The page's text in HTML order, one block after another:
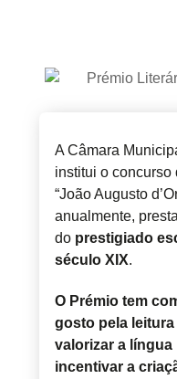
A Câmara
institui o
“João Augusto
anualmente,
do prestigiado
século XIX.
O Prémio tem
gosto pela
valorizar a
incentivar a